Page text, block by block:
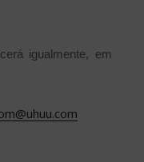
igualmente, em